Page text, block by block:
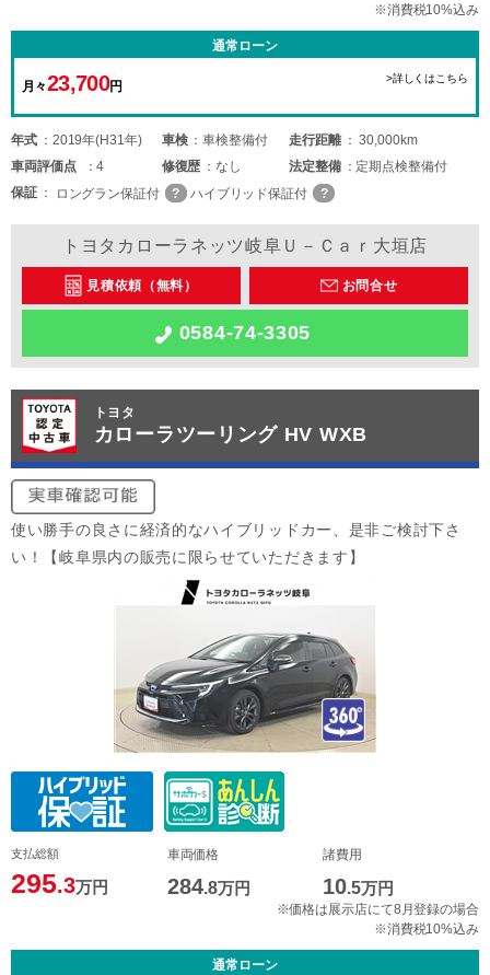
※消費税10%込み
通常ローン
月々23,700円
>詳しくはこちら
年式 2019年(H31年) 車検 車検整備付 走行距離
30,000km
車両評価点 4 修復歴 なし 法定整備
定期点検整備付
保証
ロングラン保証付 ハイブリッド保証付
トヨタカローラネッツ岐阜Ｕ－Ｃａｒ大垣店
見積依頼（無料） お問合せ
0584-74-3305
トヨタ
カローラツーリング HV WXB
使い勝手の良さに経済的なハイブリッドカー、是非ご検討下さ
い！【岐阜県内の販売に限らせていただきます】
支払総額
295.3万円
車両価格
284.8万円
諸費用
10.5万円
※価格は展示店にて8月登録の場合
※消費税10%込み
通常ローン